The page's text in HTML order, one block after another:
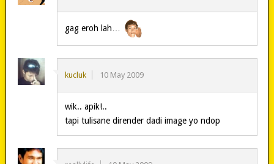
gag eroh lah…
kucluk 10 May 2009
wik.. apik!..
tapi tulisane dirender dadi image yo ndop